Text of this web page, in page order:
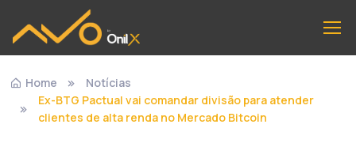
Home
Notícias
Ex-BTG Pactual vai comandar divisão para atender
clientes de alta renda no Mercado Bitcoin